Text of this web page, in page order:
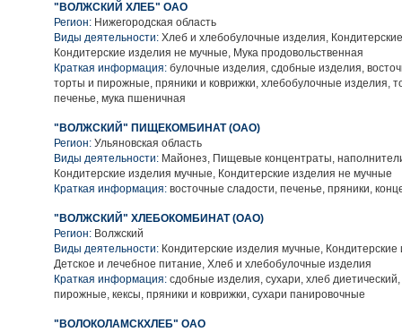
"ВОЛЖСКИЙ ХЛЕБ" ОАО
Регион: Нижегородская область
Виды деятельности: Хлеб и хлебобулочные изделия,
Кондитерские изделия не мучные, Мука продовольственная
Краткая информация: булочные изделия, сдобные изделия,
торты и пирожные, пряники и коврижки, хлебобулочные изделия,
печенье, мука пшеничная
"ВОЛЖСКИЙ" ПИЩЕКОМБИНАТ (ОАО)
Регион: Ульяновская область
Виды деятельности: Майонез, Пищевые концентраты,
Кондитерские изделия мучные, Кондитерские изделия не мучные
Краткая информация: восточные сладости, печенье, пряники,
"ВОЛЖСКИЙ" ХЛЕБОКОМБИНАТ (ОАО)
Регион: Волжский
Виды деятельности: Кондитерские изделия мучные,
Детское и лечебное питание, Хлеб и хлебобулочные изделия
Краткая информация: сдобные изделия, сухари, хлеб
пирожные, кексы, пряники и коврижки, сухари панировочные
"ВОЛОКОЛАМСКХЛЕБ" ОАО